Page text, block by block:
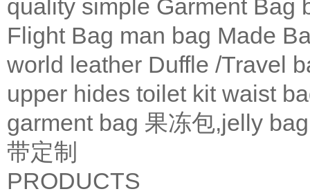
quality simple Garment Bag
Flight Bag man bag Made
world leather Duffle /Travel
upper hides toilet kit waist
garment bag 果冻包,jelly bag
带定制
PRODUCTS